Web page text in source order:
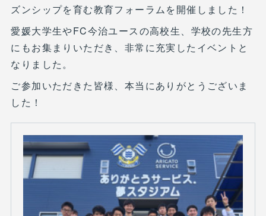
ズンシップを育む教育フォーラムを開催しました！
愛媛大学生やFC今治ユースの高校生、学校の先生方
にもお集まりいただき、非常に充実したイベントと
なりました。
ご参加いただきた皆様、本当にありがとうございま
した！